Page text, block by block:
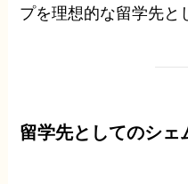
プを理想的な留学先と
留学先としてのシェ